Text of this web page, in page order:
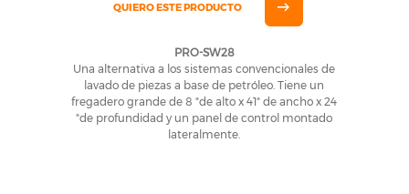
QUIERO ESTE PRODUCTO
PRO-SW28
Una alternativa a los sistemas convencionales de
lavado de piezas a base de petróleo. Tiene un
fregadero grande de 8 "de alto x 41" de ancho x 24
"de profundidad y un panel de control montado
lateralmente.